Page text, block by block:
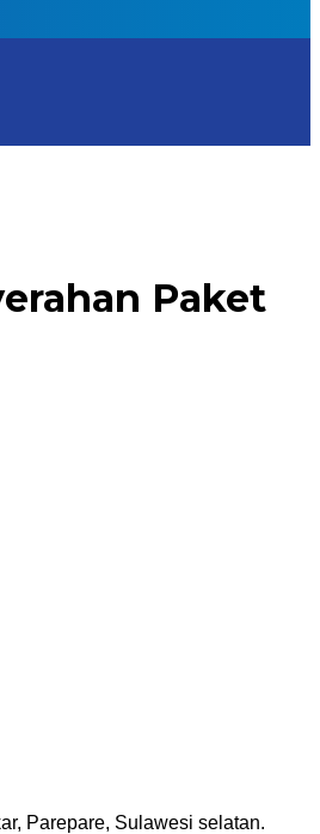
Paket
Parepare, Sulawesi selatan.